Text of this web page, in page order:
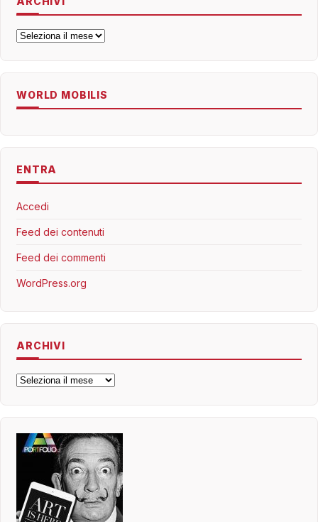
Archivi
WORLD MOBILIS
ENTRA
Accedi
Feed dei contenuti
Feed dei commenti
WordPress.org
ARCHIVI
Archivi